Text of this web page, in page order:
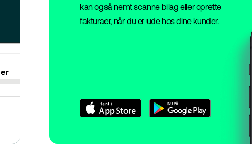
kan også nemt scanne bilag eller oprette
fakturaer, når du er ude hos dine kunder.